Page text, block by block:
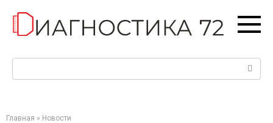
контенту
Главная » Новости